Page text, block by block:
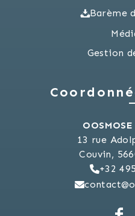
Barème
Gestion
13 rue
Couvin,
+32